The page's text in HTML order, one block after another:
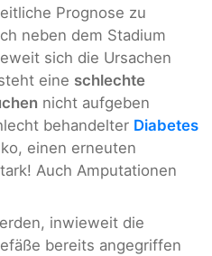
Prognose zu
neben dem Stadium
sich die Ursachen
eine schlechte
nicht aufgeben
behandelter Diabetes
einen erneuten
Auch Amputationen
inwieweit die
bereits angegriffen